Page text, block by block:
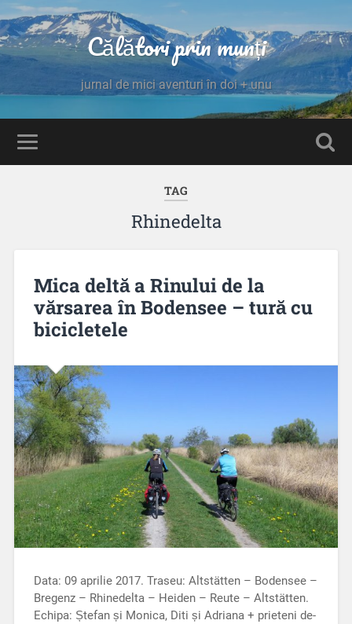
Călători prin munți
jurnal de mici aventuri în doi + unu
TAG
Rhinedelta
Mica deltă a Rinului de la
vărsarea în Bodensee – tură cu
bicicletele
Data: 09 aprilie 2017. Traseu: Altstätten – Bodensee –
Bregenz – Rhinedelta – Heiden – Reute – Altstätten.
Echipa: Ștefan și Monica, Diti și Adriana + prieteni de-